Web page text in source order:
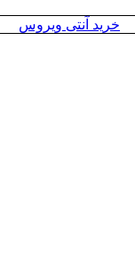
خرید آنتی ویروس